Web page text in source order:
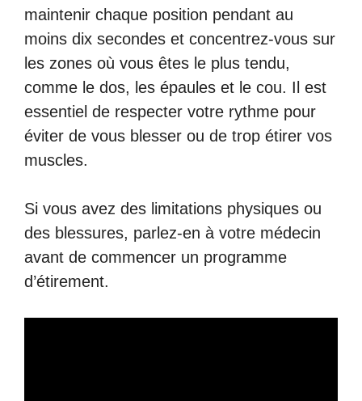
maintenir chaque position pendant au
moins dix secondes et concentrez-vous sur
les zones où vous êtes le plus tendu,
comme le dos, les épaules et le cou. Il est
essentiel de respecter votre rythme pour
éviter de vous blesser ou de trop étirer vos
muscles.
Si vous avez des limitations physiques ou
des blessures, parlez-en à votre médecin
avant de commencer un programme
d’étirement.